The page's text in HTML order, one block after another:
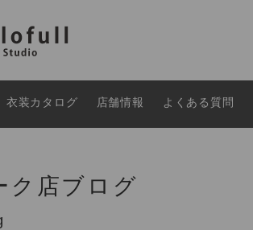
衣装カタログ 店舗情報 よくある質問
ク店ブログ